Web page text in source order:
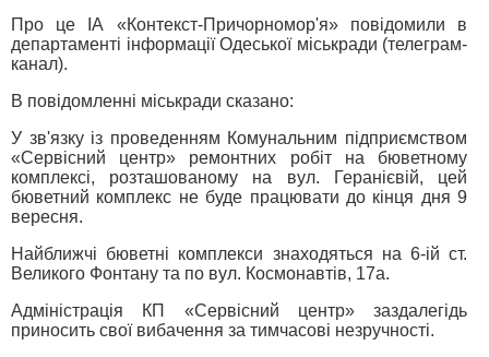
Про це ІА «Контекст-Причорномор'я» повідомили в
департаменті інформації Одеської міськради (телеграм-
канал).
В повідомленні міськради сказано:
У зв'язку із проведенням Комунальним підприємством
«Сервісний центр» ремонтних робіт на бюветному
комплексі, розташованому на вул. Геранієвій, цей
бюветний комплекс не буде працювати до кінця дня 9
вересня.
Найближчі бюветні комплекси знаходяться на 6-ій ст.
Великого Фонтану та по вул. Космонавтів, 17а.
Адміністрація КП «Сервісний центр» заздалегідь
приносить свої вибачення за тимчасові незручності.